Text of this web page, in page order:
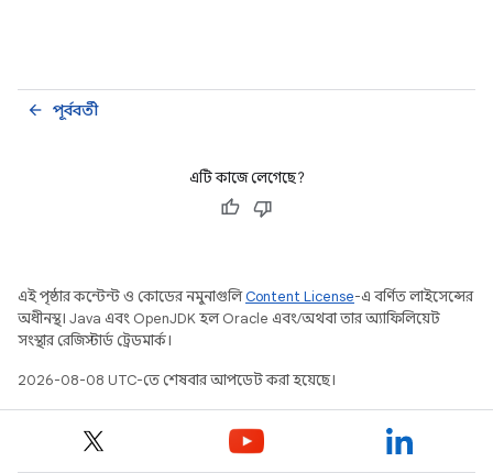
পূর্ববর্তী
arrow_back
এটি কাজে লেগেছে?
এই পৃষ্ঠার কন্টেন্ট ও কোডের নমুনাগুলিContent License-এ বর্ণিত লাইসেন্সের
অধীনস্থ। Java এবং OpenJDK হল Oracle এবং/অথবা তার অ্যাফিলিয়েট
সংস্থার রেজিস্টার্ড ট্রেডমার্ক।
2026-08-08 UTC-তে শেষবার আপডেট করা হয়েছে।